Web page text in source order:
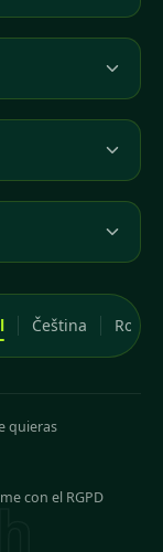
Čeština
quieras
con el RGPD